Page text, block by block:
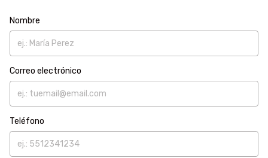
Nombre
Correo electrónico
Teléfono